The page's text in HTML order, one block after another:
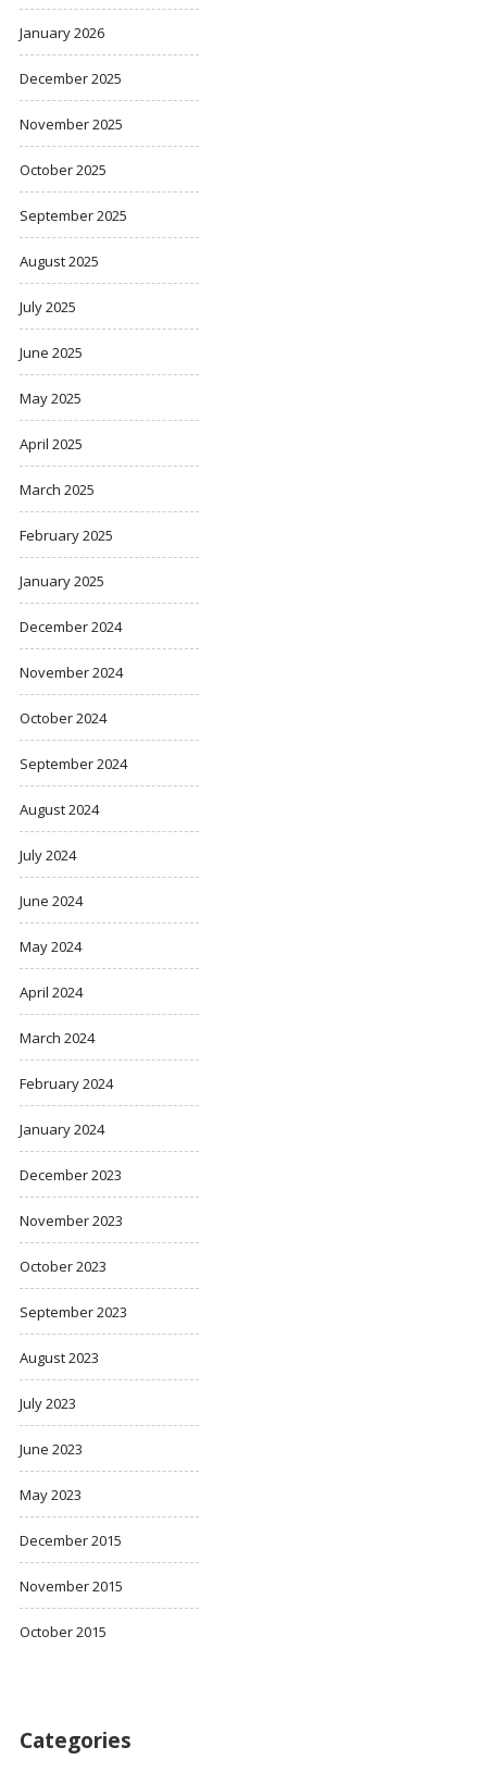
January 2026
December 2025
November 2025
October 2025
September 2025
August 2025
July 2025
June 2025
May 2025
April 2025
March 2025
February 2025
January 2025
December 2024
November 2024
October 2024
September 2024
August 2024
July 2024
June 2024
May 2024
April 2024
March 2024
February 2024
January 2024
December 2023
November 2023
October 2023
September 2023
August 2023
July 2023
June 2023
May 2023
December 2015
November 2015
October 2015
Categories